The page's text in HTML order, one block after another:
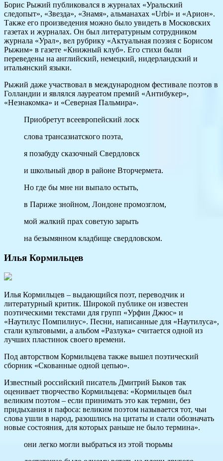
Борис Рыжий публиковался в журналах «Уральский
следопыт», «Звезда», «Знамя», альманахах «Urbi» и «Арион».
Также его произведения можно было увидеть в Московских
газетах и журналах. Он был литературным сотрудником
журнала «Урал», вел рубрику «Актуальная поэзия с Борисом
Рыжим» в газете «Книжный клуб». Его стихи были
переведены на английский, немецкий, нидерландский и
итальянский языки.
Рыжий даже участвовал в международном фестивале поэтов в
Голландии и являлся лауреатом премий «Антибукер»,
«Незнакомка» и «Северная Пальмира».
Приобретут всеевропейский лоск
слова трансазиатского поэта,
я позабуду сказочный Свердловск
и школьный двор в районе Вторчермета.
Но где бы мне ни выпало остыть,
в Париже знойном, Лондоне промозглом,
мой жалкий прах советую зарыть
на безымянном кладбище свердловском.
Илья Кормильцев
Илья Кормильцев – выдающийся поэт, переводчик и
литературный критик. Широкой публике он известен
поэтическими текстами для групп «Урфин Джюс» и
«Наутилус Помпилиус». Песни, написанные для «Наутилуса»,
стали культовыми, а альбом «Разлука» считается одной из
лучших пластинок своего времени.
Под авторством Кормильцева также вышел поэтический
сборник «Скованные одной цепью».
Известный российский писатель Дмитрий Быков так
оценивает творчество Кормильцева: «Кормильцев был
великим поэтом – если принимать это как термин, без
придыхания и пафоса: великим поэтом называется тот, чьи
слова ушли в народ, разошлись на цитаты и стали обозначать
новые состояния, для которых раньше не было термина».
они легко могли выбраться из этой тюрьмы